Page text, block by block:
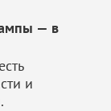
— в
и